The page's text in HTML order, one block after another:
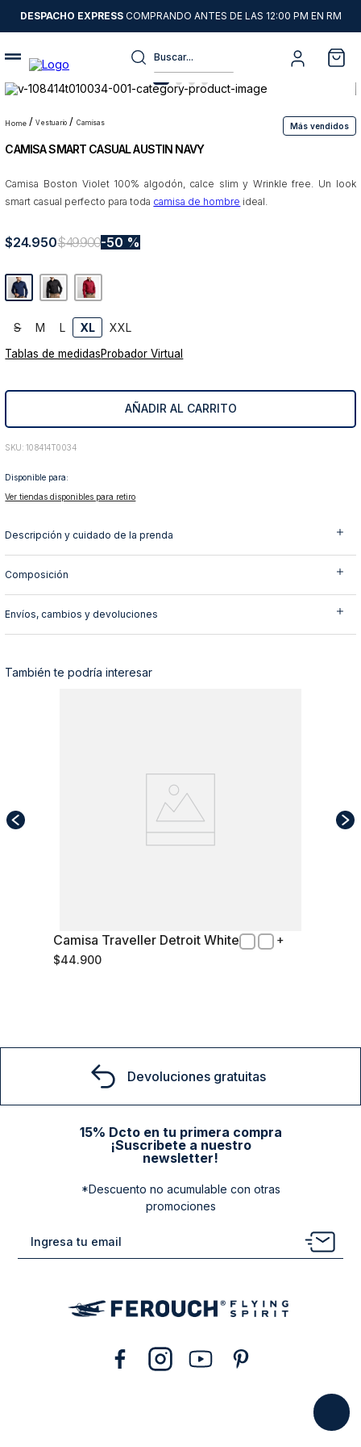
DESPACHO EXPRESSCOMPRANDO ANTES DE LAS 12:00 PM EN RM
Buscar...
vestuario camisas Más vendidos
CAMISA SMART CASUAL AUSTIN NAVY
Camisa Boston Violet 100% algodón, calce slim y Wrinkle free. Un look
smart casual perfecto para toda camisa de hombre ideal.
$24.950$49.900 50 %
S M L XL XXL
Tablas de medidasProbador Virtual
AÑADIR AL CARRITO
: 108414T0034
Disponible para:
Ver tiendas disponibles para retiro
Descripción y cuidado de la prenda
Composición
Envíos, cambios y devoluciones
También te podría interesar
L
Camisa Traveller Detroit White
$44.900
Devoluciones gratuitas
15% Dcto en tu primera compra
¡Suscribete a nuestro
newsletter!
*Descuento no acumulable con otras
promociones
1.
sweater
2.
chaquetas
3.
pantalon
camisas
5.
chaqueta cuero
7.
blazer
8
chaqueta
9.
poleron